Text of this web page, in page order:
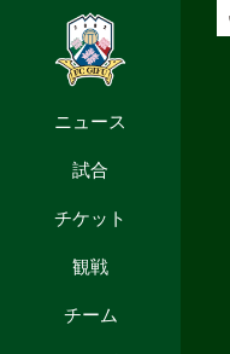
ニュース
試合
チケット
観戦
チーム